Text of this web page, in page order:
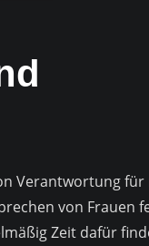
Verantwortung für
von Frauen
Zeit dafür